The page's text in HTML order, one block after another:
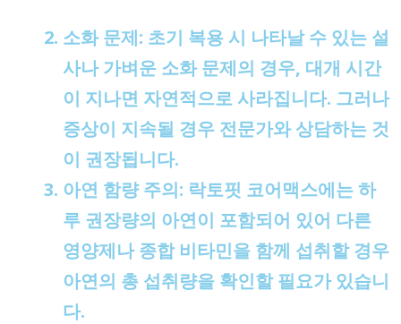
소화 문제: 초기 복용 시 나타날 수 있는 설
사나 가벼운 소화 문제의 경우, 대개 시간
이 지나면 자연적으로 사라집니다. 그러나
증상이 지속될 경우 전문가와 상담하는 것
이 권장됩니다.
아연 함량 주의: 락토핏 코어맥스에는 하
루 권장량의 아연이 포함되어 있어 다른
영양제나 종합 비타민을 함께 섭취할 경우
아연의 총 섭취량을 확인할 필요가 있습니
다.